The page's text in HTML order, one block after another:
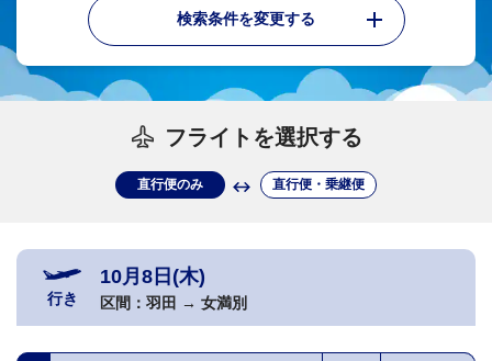
検索条件を変更する
フライトを選択する
直行便のみ 直行便・乗継便
行き
10月8日(木)
区間： 羽田 → 女満別